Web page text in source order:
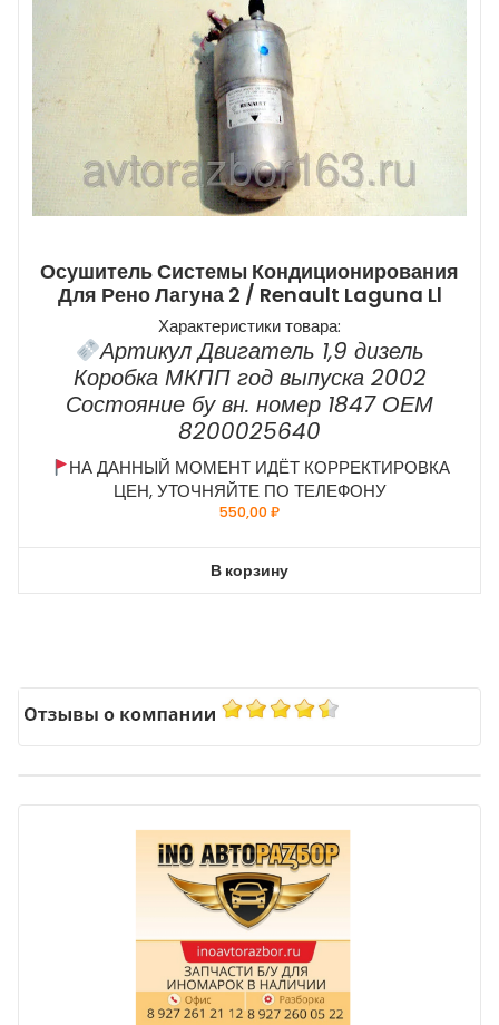
Осушитель Системы Кондиционирования
Для Рено Лагуна 2 / Renault Laguna Ll
Характеристики товара:
Артикул Двигатель 1,9 дизель
Коробка МКПП год выпуска 2002
Состояние бу вн. номер 1847 ОЕМ
8200025640
НА ДАННЫЙ МОМЕНТ ИДЁТ КОРРЕКТИРОВКА
ЦЕН, УТОЧНЯЙТЕ ПО ТЕЛЕФОНУ
550,00₽
В корзину